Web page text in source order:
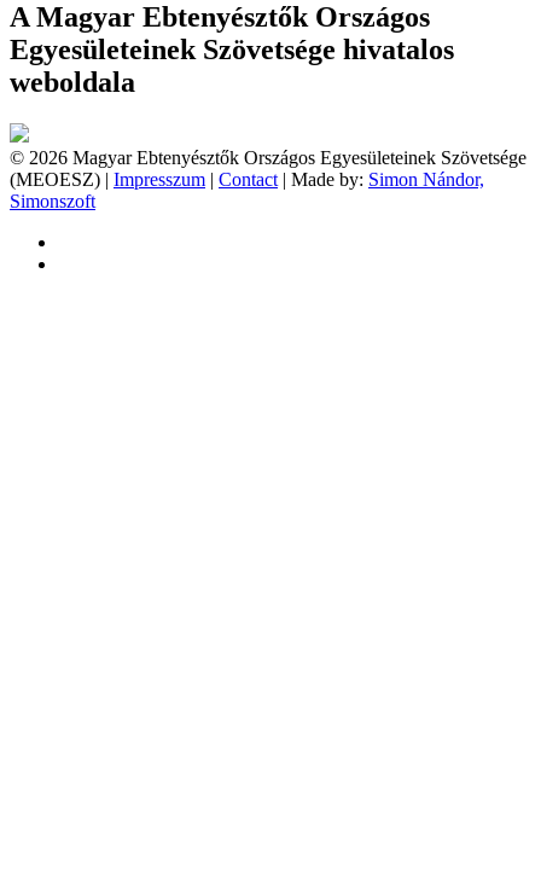
A Magyar Ebtenyésztők Országos
Egyesületeinek Szövetsége hivatalos
weboldala
© 2026 Magyar Ebtenyésztők Országos Egyesületeinek Szövetsége
(MEOESZ) | Impresszum | Contact | Made by: Simon Nándor,
Simonszoft